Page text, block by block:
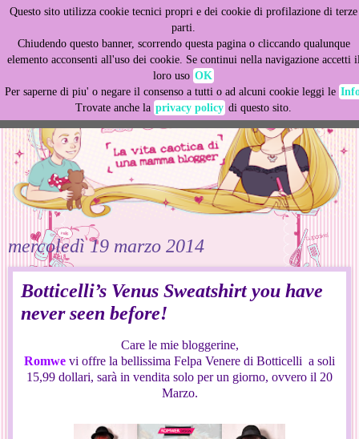
Questo sito utilizza cookie tecnici propri e dei cookie di profilazione di terze
parti.
Chiudendo questo banner, scorrendo questa pagina o cliccando qualunque
elemento acconsenti all'uso dei cookie. Se continui nella navigazione accetti
loro uso OK
Per saperne di piu' o negare il consenso a tutti o ad alcuni cookie leggi le
Trovate anche la privacy policy di questo sito.
mercoledì 19 marzo 2014
Botticelli’s Venus Sweatshirt you have
never seen before!
Care le mie bloggerine,
Romwe vi offre la bellissima Felpa Venere di Botticelli a soli
15,99 dollari, sarà in vendita solo per un giorno, ovvero il 20
Marzo.
This site uses cookies from Google to deliver its services
and to analyze traffic. Your IP address and user-agent are
shared with Google along with performance and security
metrics to ensure quality of service, generate usage
statistics, and to detect and address abuse.
LEARN MORE GOT IT